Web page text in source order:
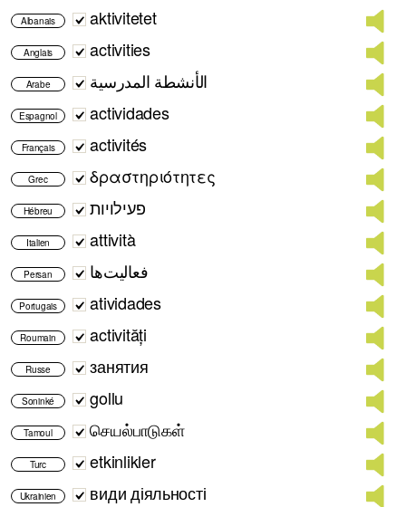
Albanais aktivitetet
Anglais activities
Arabe الأنشطة المدرسية
Espagnol actividades
Français activités
Grec δραστηριότητες
Hébreu פעילויות
Italien attività
Persan فعالیت‌ها
Portugais atividades
Roumain activități
Russe занятия
Soninké gollu
Tamoul செயல்பாடுகள்
Turc etkinlikler
Ukrainien види діяльності